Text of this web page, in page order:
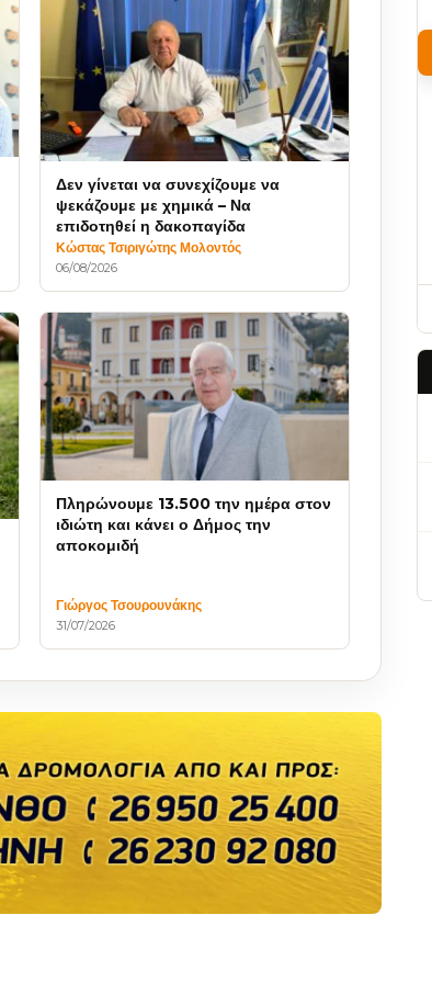
Δεν γίνεται να συνεχίζουμε να
ψεκάζουμε με χημικά – Να
επιδοτηθεί η δακοπαγίδα
Κώστας Τσιριγώτης Μολοντός
06/08/2026
Πληρώνουμε 13.500 την ημέρα στον
ιδιώτη και κάνει ο Δήμος την
αποκομιδή
Γιώργος Τσουρουνάκης
31/07/2026